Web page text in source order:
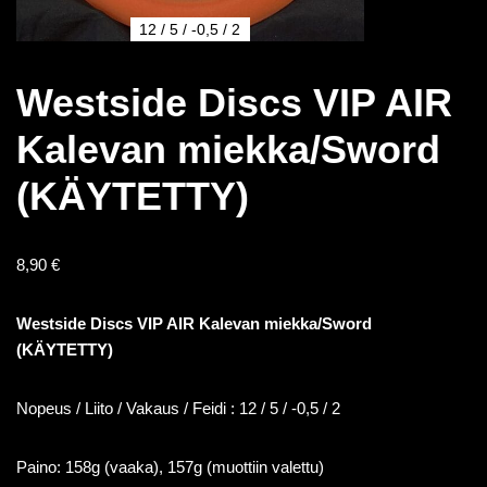
12 / 5 / -0,5 / 2
Westside Discs VIP AIR
Kalevan miekka/Sword
(KÄYTETTY)
8,90 €
Westside Discs VIP AIR Kalevan miekka/Sword
(KÄYTETTY)
Nopeus / Liito / Vakaus / Feidi : 12 / 5 / -0,5 / 2
Paino: 158g (vaaka), 157g (muottiin valettu)